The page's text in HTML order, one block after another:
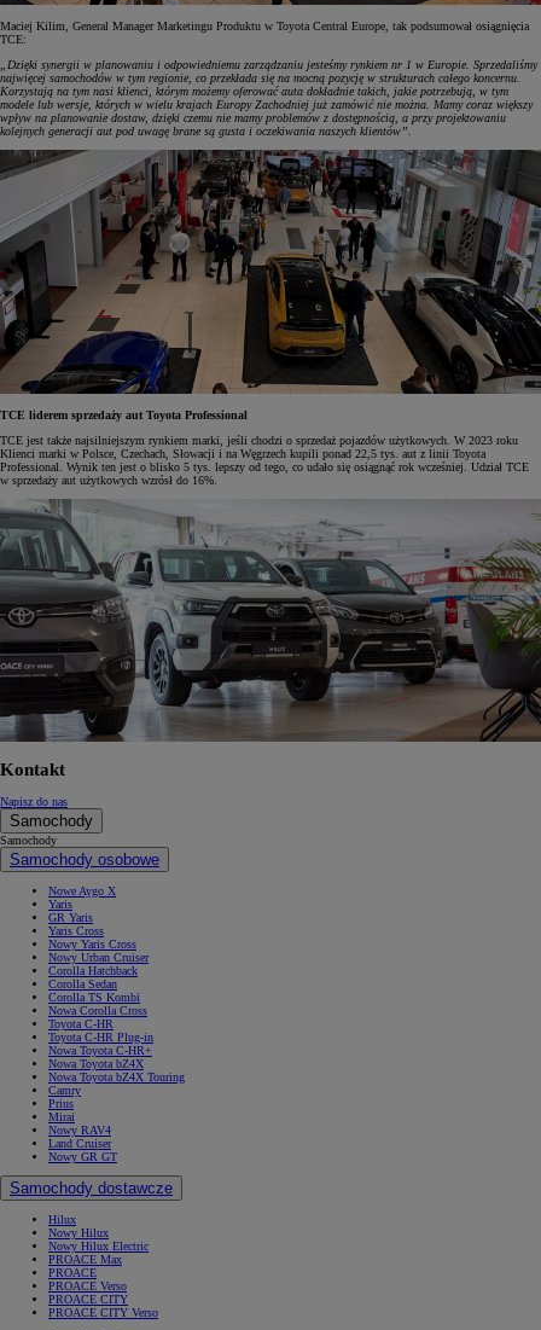
Maciej Kilim, General Manager Marketingu Produktu w Toyota Central Europe, tak podsumował osiągnięcia
TCE:
„Dzięki synergii w planowaniu i odpowiedniemu zarządzaniu jesteśmy rynkiem nr 1 w Europie. Sprzedaliśmy
najwięcej samochodów w tym regionie, co przekłada się na mocną pozycję w strukturach całego koncernu.
Korzystają na tym nasi klienci, którym możemy oferować auta dokładnie takich, jakie potrzebują, w tym
modele lub wersje, których w wielu krajach Europy Zachodniej już zamówić nie można. Mamy coraz większy
wpływ na planowanie dostaw, dzięki czemu nie mamy problemów z dostępnością, a przy projektowaniu
kolejnych generacji aut pod uwagę brane są gusta i oczekiwania naszych klientów”.
TCE liderem sprzedaży aut Toyota Professional
TCE jest także najsilniejszym rynkiem marki, jeśli chodzi o sprzedaż pojazdów użytkowych. W 2023 roku
Klienci marki w Polsce, Czechach, Słowacji i na Węgrzech kupili ponad 22,5 tys. aut z linii Toyota
Professional. Wynik ten jest o blisko 5 tys. lepszy od tego, co udało się osiągnąć rok wcześniej. Udział TCE
w sprzedaży aut użytkowych wzrósł do 16%.
Kontakt
Napisz do nas
Samochody
Samochody
Samochody osobowe
Nowe Aygo X
Yaris
GR Yaris
Yaris Cross
Nowy Yaris Cross
Nowy Urban Cruiser
Corolla Hatchback
Corolla Sedan
Corolla TS Kombi
Nowa Corolla Cross
Toyota C-HR
Toyota C-HR Plug-in
Nowa Toyota C-HR+
Nowa Toyota bZ4X
Nowa Toyota bZ4X Touring
Camry
Prius
Mirai
Nowy RAV4
Land Cruiser
Nowy GR GT
Samochody dostawcze
Hilux
Nowy Hilux
Nowy Hilux Electric
PROACE Max
PROACE
PROACE Verso
PROACE CITY
PROACE CITY Verso